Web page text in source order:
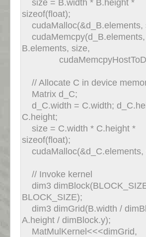
size = B.width * B.height *
sizeof(float);
cudaMalloc(&d_B.elements,
cudaMemcpy(d_B.elements,
B.elements, size,
// Allocate C in device
Matrix d_C;
d_C.width = C.width;
C.height;
size = C.width * C.height *
sizeof(float);
cudaMalloc(&d_C.elements,
// Invoke kernel
dim3
BLOCK_SIZE);
dim3 dimGrid(B.width /
A.height / dimBlock.y);
MatMulKernel<<<dimGrid,